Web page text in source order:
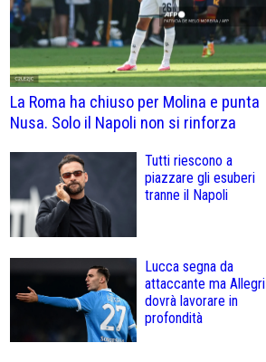
La Roma ha chiuso per Molina e punta
Nusa. Solo il Napoli non si rinforza
Tutti riescono a
piazzare gli esuberi
tranne il Napoli
Lucca segna da
attaccante ma Allegri
dovrà lavorare in
profondità